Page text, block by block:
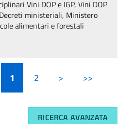
Vini DOP e IGP, Vini DOP
ministeriali, Ministero
alimentari e forestali
1 2 > >>
RICERCA AVANZATA